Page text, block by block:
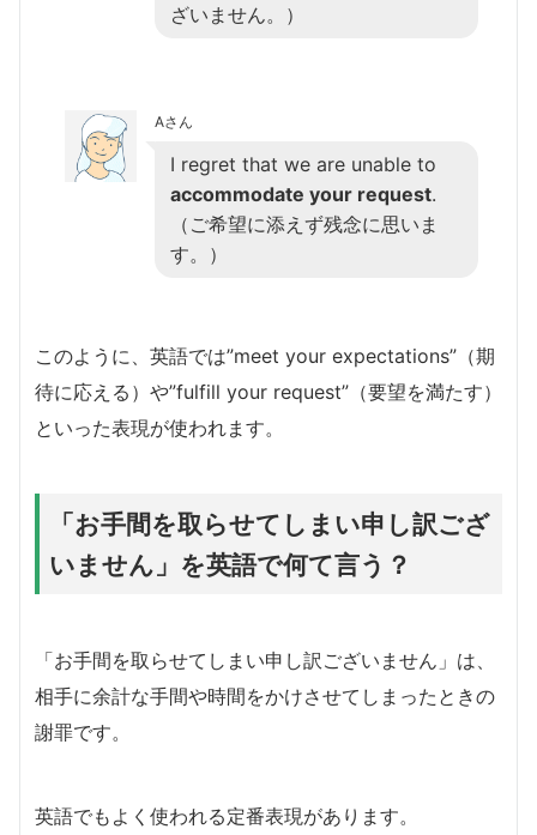
ざいません。）
Aさん
I regret that we are unable to
accommodate your request.
（ご希望に添えず残念に思いま
す。）
このように、英語では”meet your expectations”（期
待に応える）や”fulfill your request”（要望を満たす）
といった表現が使われます。
「お手間を取らせてしまい申し訳ござ
いません」を英語で何て言う？
「お手間を取らせてしまい申し訳ございません」は、
相手に余計な手間や時間をかけさせてしまったときの
謝罪です。
英語でもよく使われる定番表現があります。